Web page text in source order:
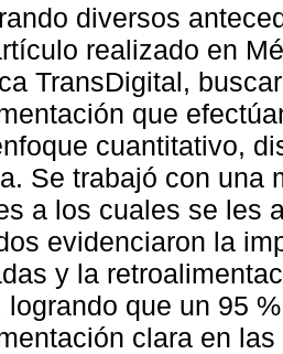
diversos
realizado en
TransDigital,
que
cuantitativo,
Se trabajó con una
a los cuales se les
evidenciaron la
y la
logrando que un 95
clara en